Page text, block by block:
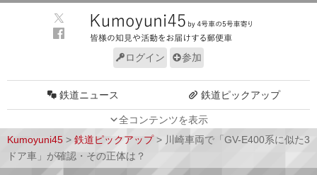
ログイン 参加
全コンテンツを表示
鉄道ニュース 鉄道ピックアップ
車両技術
Kumoyuni45 > 鉄道ピックアップ> 川崎車両で「GV-E400系に似た3
ドア車」が確認・その正体は？